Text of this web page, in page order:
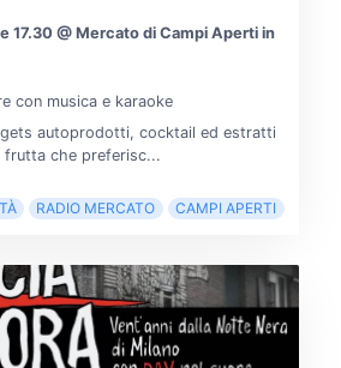
17.30 @ Mercato di Campi Aperti in
con musica e karaoke
autoprodotti, cocktail ed estratti
che preferisc...
RADIO MERCATO CAMPI APERTI